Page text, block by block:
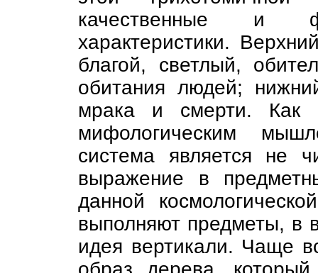
качественные и
характеристики.
благой, светлый,
обитания людей;
мрака и смерти. Как
мифологическим
система является не
выражение в
данной
выполняют предметы, в
идея вертикали. Чаще